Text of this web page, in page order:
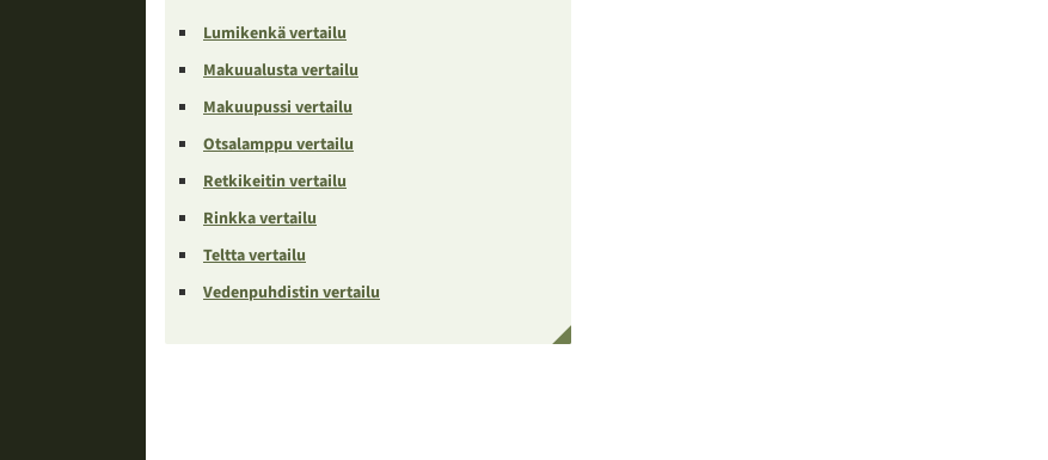
Lumikenkä vertailu
Makuualusta vertailu
Makuupussi vertailu
Otsalamppu vertailu
Retkikeitin vertailu
Rinkka vertailu
Teltta vertailu
Vedenpuhdistin vertailu